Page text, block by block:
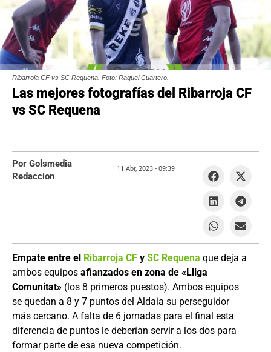
Ribarroja CF vs SC Requena. Foto: Raquel Cuartero.
Las mejores fotografías del Ribarroja CF
vs SC Requena
Empate entre el Ribarroja CF y SC Requena que deja a
ambos equipos afianzados en zona de «Lliga
Comunitat» (los 8 primeros puestos). Ambos equipos
se quedan a 8 y 7 puntos del Aldaia su perseguidor
más cercano. A falta de 6 jornadas para el final esta
diferencia de puntos le deberían servir a los dos para
formar parte de esa nueva competición.
Por Golsmedia
Redaccion
11 Abr, 2023 - 09:39